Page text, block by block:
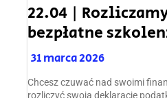
22.04 |
bezpłatne
31 marca 2026
Chcesz czuwać nad swoimi
rozliczyć swoją deklarację